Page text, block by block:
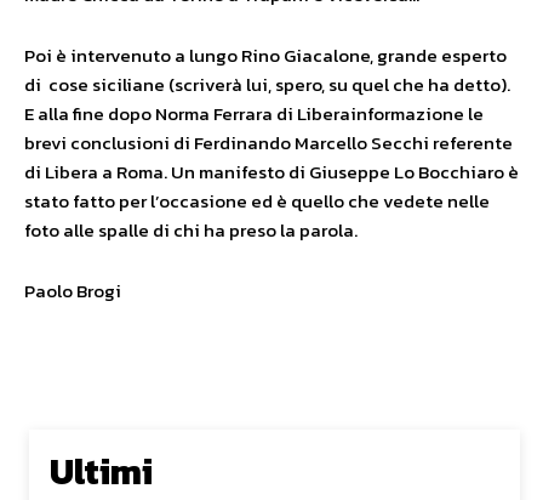
Poi è intervenuto a lungo Rino Giacalone, grande esperto
di cose siciliane (scriverà lui, spero, su quel che ha detto).
E alla fine dopo Norma Ferrara di Liberainformazione le
brevi conclusioni di Ferdinando Marcello Secchi referente
di Libera a Roma. Un manifesto di Giuseppe Lo Bocchiaro è
stato fatto per l’occasione ed è quello che vedete nelle
foto alle spalle di chi ha preso la parola.
Paolo Brogi
Ultimi